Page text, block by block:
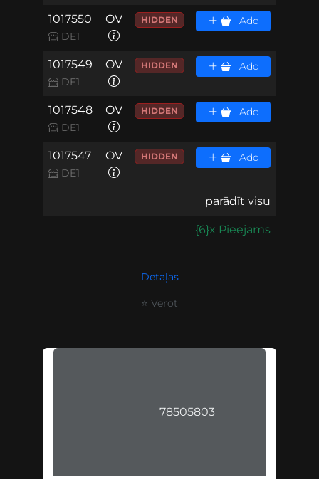
1017550
DE1
OV HIDDEN Add
1017549
DE1
OV HIDDEN Add
1017548
DE1
OV HIDDEN Add
1017547
DE1
OV HIDDEN Add
parādīt visu
{6}x Pieejams
Detaļas
⭐ Vērot
78505803